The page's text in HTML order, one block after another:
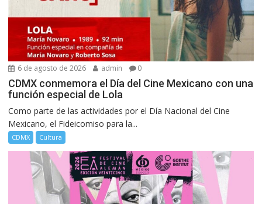
6 de agosto de 2026 admin 0
CDMX conmemora el Día del Cine Mexicano con una
función especial de Lola
Como parte de las actividades por el Día Nacional del Cine
Mexicano, el Fideicomiso para la...
CDMX Cultura